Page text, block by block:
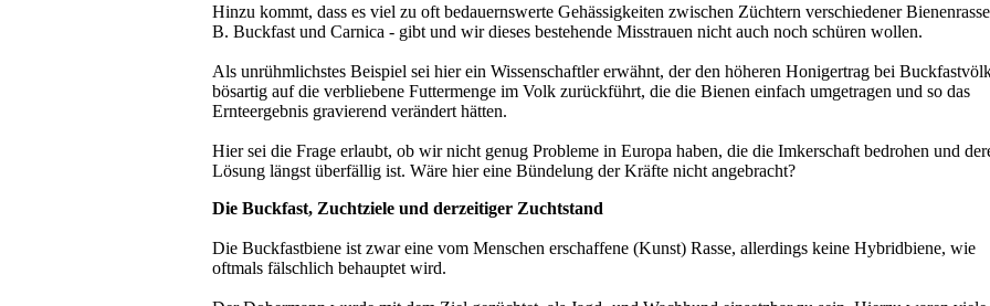
Hinzu kommt, dass es viel zu oft bedauernswerte Gehässigkeiten zwischen Züchtern verschiedener
B. Buckfast und Carnica - gibt und wir dieses bestehende Misstrauen nicht auch noch schüren wollen.
Als unrühmlichstes Beispiel sei hier ein Wissenschaftler erwähnt, der den höheren Honigertrag bei
bösartig auf die verbliebene Futtermenge im Volk zurückführt, die die Bienen einfach umgetragen und so das
Ernteergebnis gravierend verändert hätten.
Hier sei die Frage erlaubt, ob wir nicht genug Probleme in Europa haben, die die Imkerschaft bedrohen und
Lösung längst überfällig ist. Wäre hier eine Bündelung der Kräfte nicht angebracht?
Die Buckfast, Zuchtziele und derzeitiger Zuchtstand
Die Buckfastbiene ist zwar eine vom Menschen erschaffene (Kunst) Rasse, allerdings keine Hybridbiene, wie
oftmals fälschlich behauptet wird.